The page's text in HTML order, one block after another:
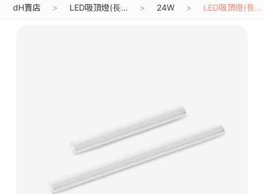
dH賣店 LED吸頂燈(長... 24W LED吸頂燈(長...